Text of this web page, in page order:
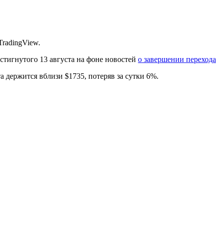
13 августа на фоне новостей о завершении перехода
вблизи $1735, потеряв за сутки 6%.